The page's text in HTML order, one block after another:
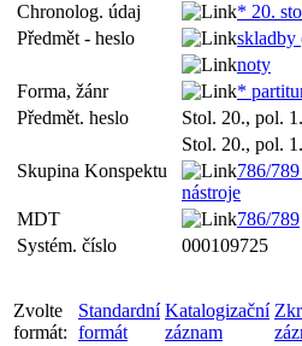
Chronolog. údaj
* 20.
Předmět - heslo
skladby
noty
Forma, žánr
*
Předmět. heslo
Stol. 20., pol.
Stol. 20., pol.
Skupina Konspektu
786/
nástroje
MDT
786/789
Systém. číslo
000109725
Zvolte
formát:
Standardní
formát
Katalogizační
záznam